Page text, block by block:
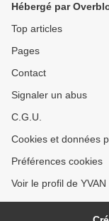
Hébergé par
Top articles
Pages
Contact
Signaler un abus
C.G.U.
Cookies et données
Préférences cookies
Voir le profil de